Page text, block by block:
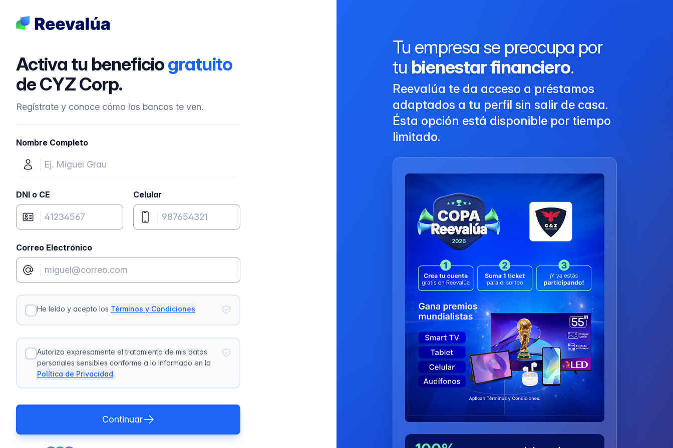
Activa tu beneficiogratuito
de CYZ Corp.
Regístrate y conoce cómo los bancos te ven.
Nombre Completo
DNI o CE Celular
Correo Electrónico
He leído y acepto los Términos y Condiciones.
Autorizo expresamente el tratamiento de mis datos
personales sensibles conforme a lo informado en la
Política de Privacidad.
Continuar
Tu empresa se preocupa por
tu bienestar financiero.
Reevalúa te da acceso a préstamos
adaptados a tu perfil sin salir de casa.
Ésta opción está disponible por tiempo
limitado.